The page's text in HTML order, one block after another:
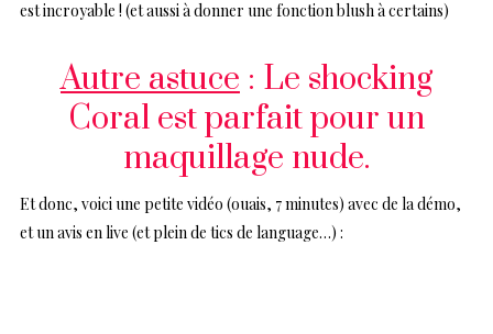
est incroyable ! (et aussi à donner une fonction blush à certains)
Autre astuce : Le shocking
Coral est parfait pour un
maquillage nude.
Et donc, voici une petite vidéo (ouais, 7 minutes) avec de la démo,
et un avis en live (et plein de tics de language…) :